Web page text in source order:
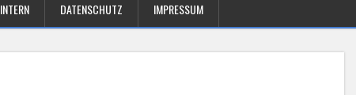
INTERN DATENSCHUTZ IMPRESSUM